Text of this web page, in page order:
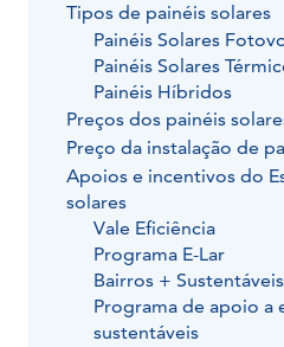
Tipos de painéis solares
Painéis Solares
Painéis Solares
Painéis Híbridos
Preços dos painéis
Preço da instalação de
Apoios e incentivos do
solares
Vale Eficiência
Programa E-Lar
Bairros + Sustentáveis
Programa de apoio a
sustentáveis